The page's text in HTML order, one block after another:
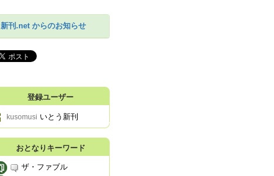
新刊.net からのお知らせ
登録ユーザー
kusomusi いとう新刊
おとなりキーワード
ザ・ファブル